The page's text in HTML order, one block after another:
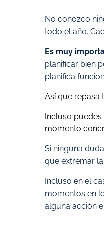
No conozco
todo el año.
Es muy
planificar bien
planifica
Así que repasa
Incluso
momento
Si ninguna
que extremar
Incluso en el
momentos en
alguna acción